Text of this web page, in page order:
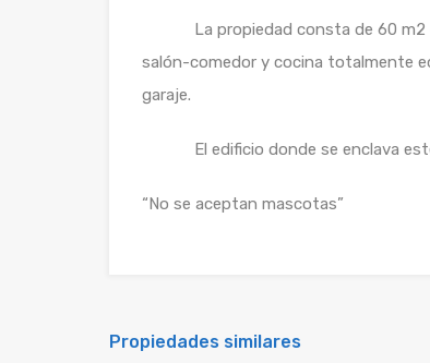
La propiedad consta de 60 m2
salón-comedor y cocina totalmente
garaje.
El edificio donde se enclava este
“No se aceptan mascotas”
Propiedades similares